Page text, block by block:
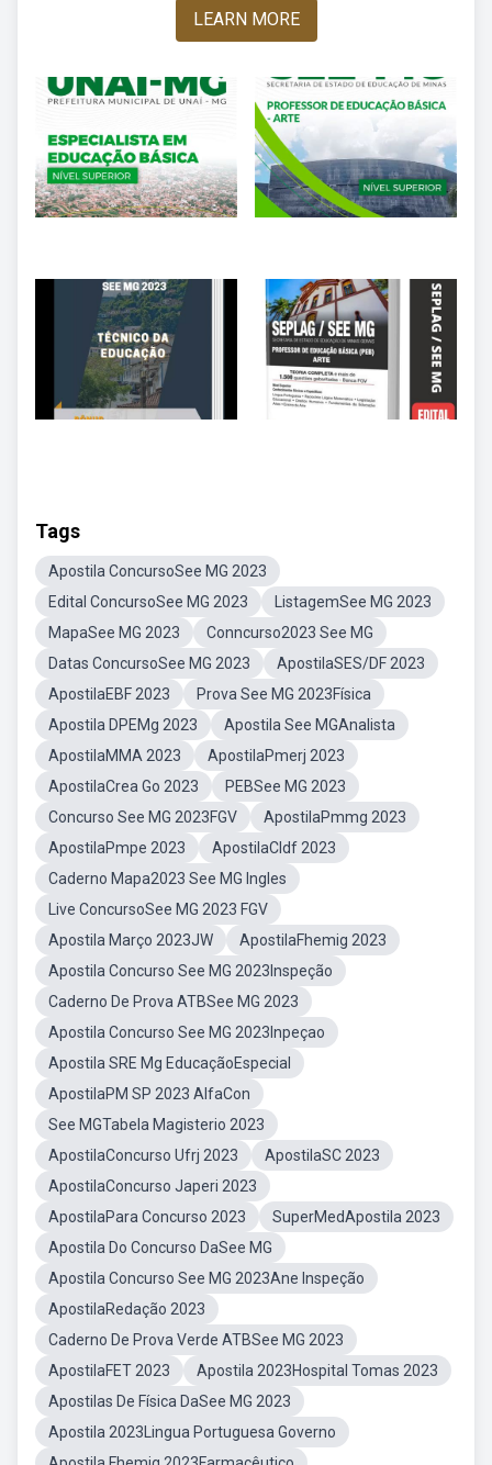
LEARN MORE
Tags
Apostila ConcursoSee MG 2023
Edital ConcursoSee MG 2023
ListagemSee MG 2023
MapaSee MG 2023
Conncurso2023 See MG
Datas ConcursoSee MG 2023
ApostilaSES/DF 2023
ApostilaEBF 2023
Prova See MG 2023Física
Apostila DPEMg 2023
Apostila See MGAnalista
ApostilaMMA 2023
ApostilaPmerj 2023
ApostilaCrea Go 2023
PEBSee MG 2023
Concurso See MG 2023FGV
ApostilaPmmg 2023
ApostilaPmpe 2023
ApostilaCldf 2023
Caderno Mapa2023 See MG Ingles
Live ConcursoSee MG 2023 FGV
Apostila Março 2023JW
ApostilaFhemig 2023
Apostila Concurso See MG 2023Inspeção
Caderno De Prova ATBSee MG 2023
Apostila Concurso See MG 2023Inpeçao
Apostila SRE Mg EducaçãoEspecial
ApostilaPM SP 2023 AlfaCon
See MGTabela Magisterio 2023
ApostilaConcurso Ufrj 2023
ApostilaSC 2023
ApostilaConcurso Japeri 2023
ApostilaPara Concurso 2023
SuperMedApostila 2023
Apostila Do Concurso DaSee MG
Apostila Concurso See MG 2023Ane Inspeção
ApostilaRedação 2023
Caderno De Prova Verde ATBSee MG 2023
ApostilaFET 2023
Apostila 2023Hospital Tomas 2023
Apostilas De Física DaSee MG 2023
Apostila 2023Lingua Portuguesa Governo